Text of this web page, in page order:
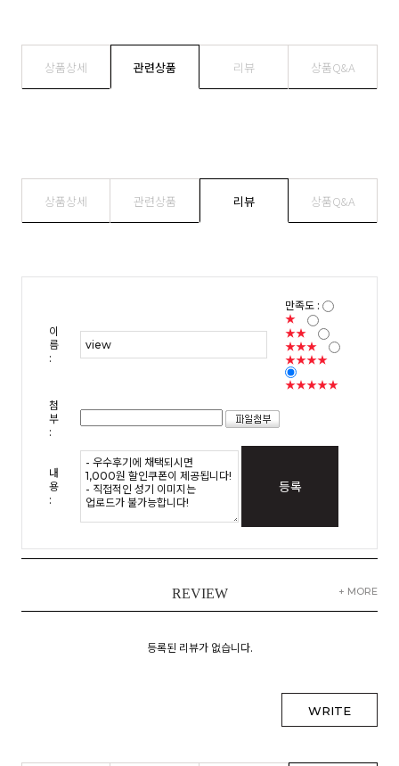
상품상세 관련상품 리뷰 상품Q&A
상품상세 관련상품 리뷰 상품Q&A
이
름
:
만족도 :
★
★★
★★★
★★★★
★★★★★
첨
부
:
내
용
:
등록
REVIEW + MORE
등록된 리뷰가 없습니다.
WRITE